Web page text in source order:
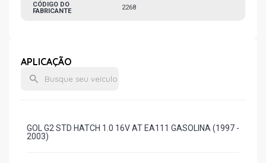
CÓDIGO DO
FABRICANTE
2268
APLICAÇÃO
GOL G2 STD HATCH 1.0 16V AT EA111 GASOLINA (1997 -
2003)